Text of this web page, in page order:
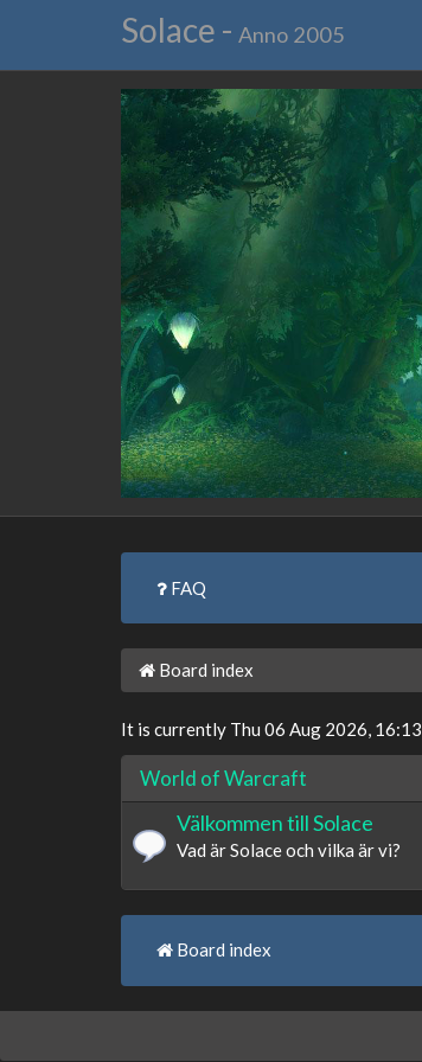
Solace - Anno 2005
FAQ
Board index
It is currently Thu 06 Aug 2026, 16:13
World of Warcraft
Välkommen till Solace
Vad är Solace och vilka är vi?
Board index